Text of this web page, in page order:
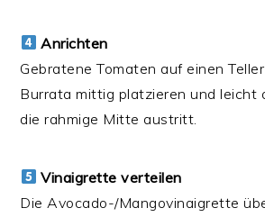
Anrichten
Gebratene Tomaten auf einen Teller
Burrata mittig platzieren und leicht
die rahmige Mitte austritt.
Vinaigrette verteilen
Die Avocado-/Mangovinaigrette